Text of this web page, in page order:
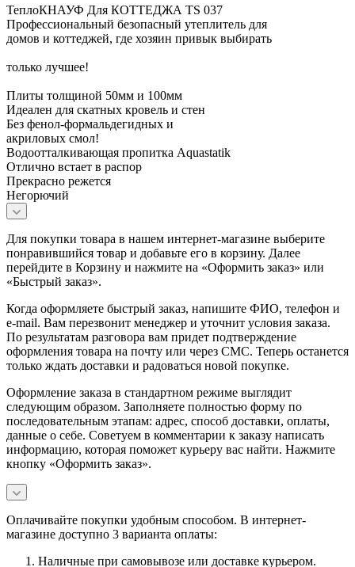
ТеплоКНАУФ Для КОТТЕДЖА TS 037
Профессиональный безопасный утеплитель для
домов и коттеджей, где хозяин привык выбирать
только лучшее!
Плиты толщиной 50мм и 100мм
Идеален для скатных кровель и стен
Без фенол-формальдегидных и
акриловых смол!
Водоотталкивающая пропитка Aquastatik
Отлично встает в распор
Прекрасно режется
Негорючий
Для покупки товара в нашем интернет-магазине выберите
понравившийся товар и добавьте его в корзину. Далее
перейдите в Корзину и нажмите на «Оформить заказ» или
«Быстрый заказ».
Когда оформляете быстрый заказ, напишите ФИО, телефон и
e-mail. Вам перезвонит менеджер и уточнит условия заказа.
По результатам разговора вам придет подтверждение
оформления товара на почту или через СМС. Теперь останется
только ждать доставки и радоваться новой покупке.
Оформление заказа в стандартном режиме выглядит
следующим образом. Заполняете полностью форму по
последовательным этапам: адрес, способ доставки, оплаты,
данные о себе. Советуем в комментарии к заказу написать
информацию, которая поможет курьеру вас найти. Нажмите
кнопку «Оформить заказ».
Оплачивайте покупки удобным способом. В интернет-
магазине доступно 3 варианта оплаты:
Наличные при самовывозе или доставке курьером.